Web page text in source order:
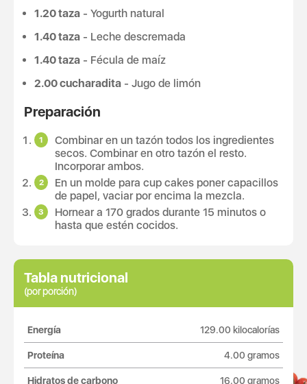
1.20 taza - Yogurth natural
1.40 taza - Leche descremada
1.40 taza - Fécula de maíz
2.00 cucharadita - Jugo de limón
Preparación
Combinar en un tazón todos los ingredientes
secos. Combinar en otro tazón el resto.
Incorporar ambos.
En un molde para cup cakes poner capacillos
de papel, vaciar por encima la mezcla.
Hornear a 170 grados durante 15 minutos o
hasta que estén cocidos.
Tabla nutricional
(por porción)
Energía 129.00 kilocalorías
Proteína 4.00 gramos
Hidratos de carbono 16.00 gramos